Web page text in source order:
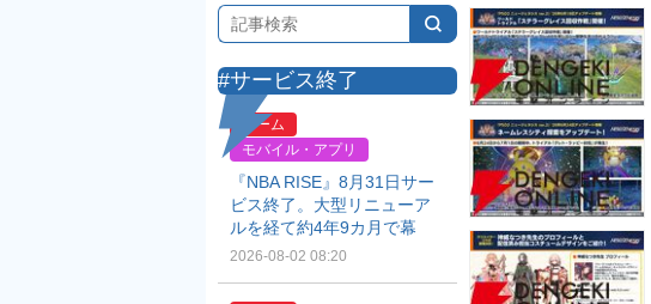
#サービス終了
ゲーム
モバイル・アプリ
『NBA RISE』8月31日サー
ビス終了。大型リニューア
ルを経て約4年9カ月で幕
2026-08-02 08:20